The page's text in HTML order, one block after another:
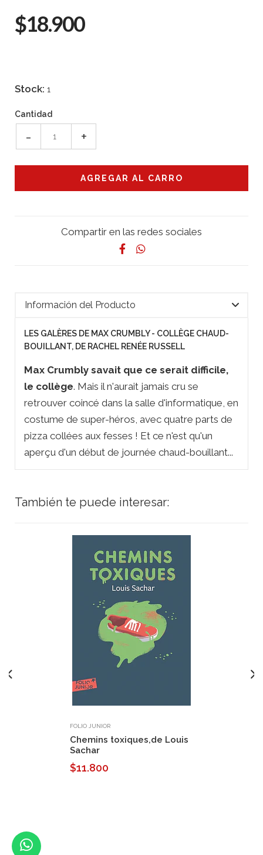
$18.900
Stock: 1
Cantidad
- +
Compartir en las redes sociales
Información del Producto
LES GALÈRES DE MAX CRUMBLY - COLLÈGE CHAUD-
BOUILLANT, DE RACHEL RENÉE RUSSELL
Max Crumbly savait que ce serait difficile,
le collège. Mais il n'aurait jamais cru se
retrouver coincé dans la salle d'informatique, en
costume de super-héros, avec quatre parts de
pizza collées aux fesses ! Et ce n'est qu'un
aperçu d'un début de journée chaud-bouillant...
También te puede interesar:
FOLIO JUNIOR
Chemins toxiques,de Louis
Sachar
$11.800